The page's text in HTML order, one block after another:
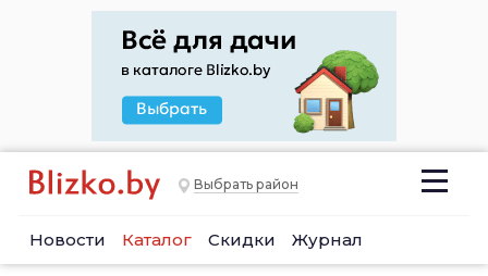
Выбрать район
Новости Каталог Скидки Журнал